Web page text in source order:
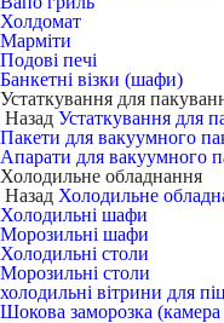
Холдомат
Марміти
Подові печі
Банкетні візки (шафи)
Устаткування для
Назад Устаткування для
Пакети для вакуумного
Апарати для вакуумного
Холодильне обладнання
Назад Холодильне
Холодильні шафи
Морозильні шафи
Холодильні столи
Морозильні столи
холодильні вітрини для
Шокова заморозка